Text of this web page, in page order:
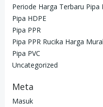
Periode Harga Terbaru Pipa
Pipa HDPE
Pipa PPR
Pipa PPR Rucika Harga
Pipa PVC
Uncategorized
Meta
Masuk